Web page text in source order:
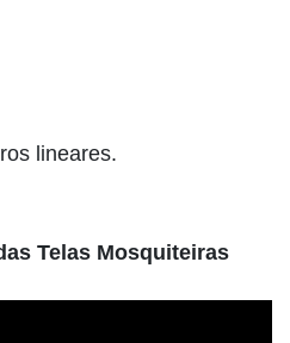
lineares.
Telas Mosquiteiras